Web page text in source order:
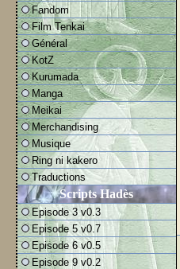
Fandom
Film Tenkai
Général
KotZ
Kurumada
Manga
Meikai
Merchandising
Musique
Ring ni kakero
Traductions
Scripts Hadès
Episode 3 v0.3
Episode 5 v0.7
Episode 6 v0.5
Episode 9 v0.2